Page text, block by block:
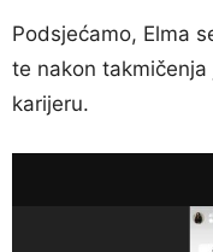
Podsjećamo, Elma
te nakon
karijeru.